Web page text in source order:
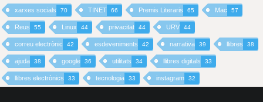
xarxes socials 70 TINET 66 Premis Literaris 65 Mac 57
Reus 55 Linux 44 privacitat 44 URV 44
correu electrònic 42 esdeveniments 42 narrativa 39 llibres 38
ajuda 38 google 36 utilitats 34 llibres digitals 33
llibres electrònics 33 tecnologia 33 instagram 32